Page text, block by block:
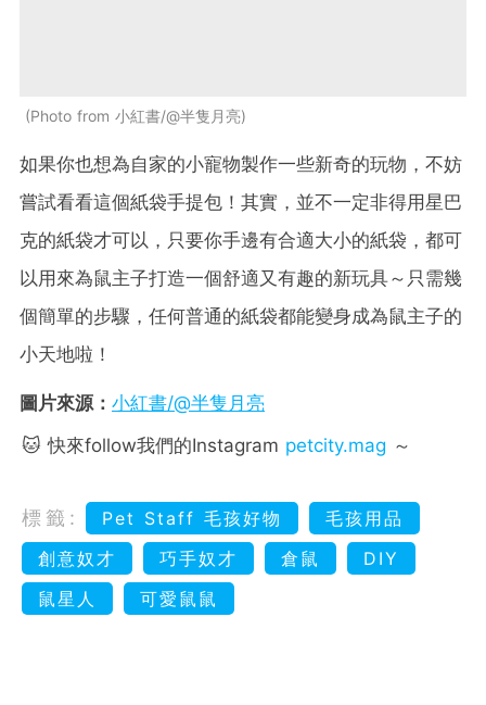
Photo from 小紅書/@半隻月亮
如果你也想為自家的小寵物製作一些新奇的玩物，不妨
嘗試看看這個紙袋手提包！其實，並不一定非得用星巴
克的紙袋才可以，只要你手邊有合適大小的紙袋，都可
以用來為鼠主子打造一個舒適又有趣的新玩具～只需幾
個簡單的步驟，任何普通的紙袋都能變身成為鼠主子的
小天地啦！
圖片來源： 小紅書/@半隻月亮
🐱 快來follow我們的Instagram petcity.mag ～
標籤: Pet Staff 毛孩好物
毛孩用品
創意奴才
巧手奴才 倉鼠
DIY
鼠星人
可愛鼠鼠